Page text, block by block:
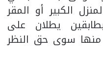
الكبير أو المقر
يطلان على
سوى حق النظر